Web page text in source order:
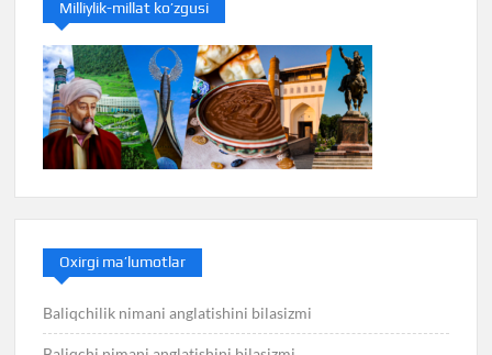
Milliylik-millat ko’zgusi
Oxirgi ma’lumotlar
Baliqchilik nimani anglatishini bilasizmi